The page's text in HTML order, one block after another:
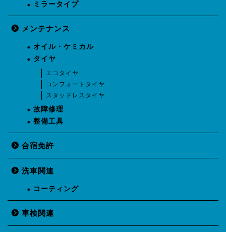
ミラータイプ
メンテナンス
オイル・ケミカル
タイヤ
エコタイヤ
コンフォートタイヤ
スタッドレスタイヤ
故障修理
整備工具
合宿免許
洗車関連
コーティング
車検関連